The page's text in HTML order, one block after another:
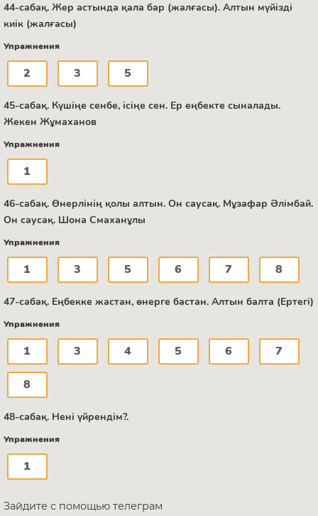
44-сабақ. Жер астында қала бар (жалғасы). Алтын мүйізді
киік (жалғасы)
Упражнения
2 3 5
45-сабақ. Күшіңе сенбе, ісіңе сен. Ер еңбекте сыналады.
Жекен Жұмаханов
Упражнения
1
46-сабақ. Өнерлінің қолы алтын. Он саусақ. Мұзафар Әлімбай.
Он саусақ. Шона Смаханұлы
Упражнения
1 3 5 6 7 8
47-сабақ. Еңбекке жастан, өнерге бастан. Алтын балта (Ертегі)
Упражнения
1 3 4 5 6 7
8
48-сабақ. Нені үйрендім?.
Упражнения
1
Зайдите с помощью телеграм